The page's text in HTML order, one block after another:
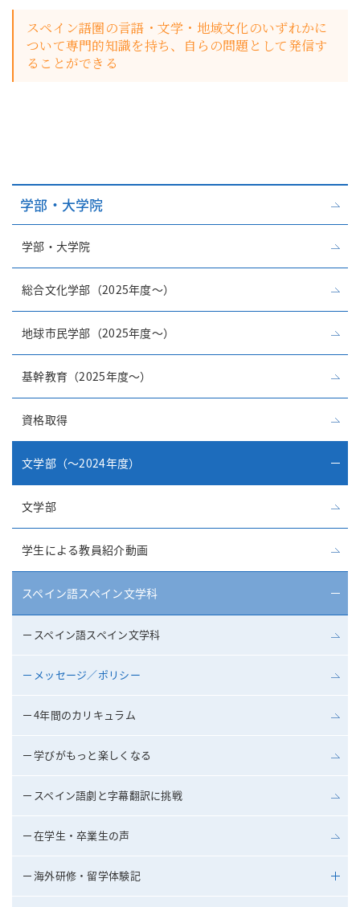
スペイン語圏の言語・文学・地域文化のいずれかに
ついて専門的知識を持ち、自らの問題として発信す
ることができる
学部・大学院
学部・大学院
総合文化学部（2025年度～）
地球市民学部（2025年度～）
基幹教育（2025年度～）
資格取得
文学部（～2024年度）
文学部
学生による教員紹介動画
スペイン語スペイン文学科
スペイン語スペイン文学科
メッセージ／ポリシー
4年間のカリキュラム
学びがもっと楽しくなる
スペイン語劇と字幕翻訳に挑戦
在学生・卒業生の声
海外研修・留学体験記